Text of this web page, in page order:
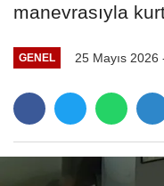
manevrasıyla
GENEL 25 Mayıs 2026